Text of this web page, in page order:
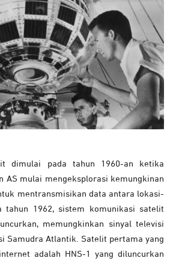
dimulai pada tahun 1960-an ketika
AS mulai mengeksplorasi kemungkinan
mentransmisikan data antara lokasi-
tahun 1962, sistem komunikasi satelit
memungkinkan sinyal televisi
Samudra Atlantik. Satelit pertama yang
adalah HNS-1 yang diluncurkan